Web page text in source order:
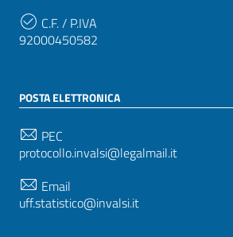
C.F. / P.IVA
92000450582
POSTA ELETTRONICA
PEC
protocollo.invalsi@legalmail.it
Email
uff.statistico@invalsi.it